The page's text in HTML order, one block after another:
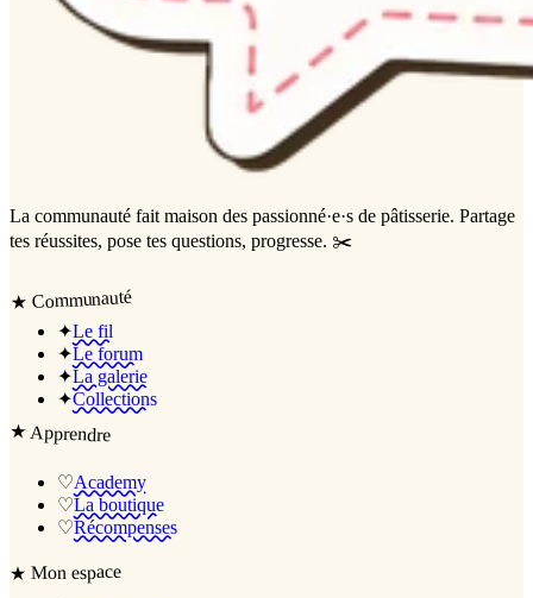
La communauté fait maison des passionné·e·s de pâtisserie. Partage
tes réussites, pose tes questions, progresse. ✂️
★ Communauté
✦Le fil
✦Le forum
✦La galerie
✦Collections
★Apprendre
♡Academy
♡La boutique
♡Récompenses
★Mon espace